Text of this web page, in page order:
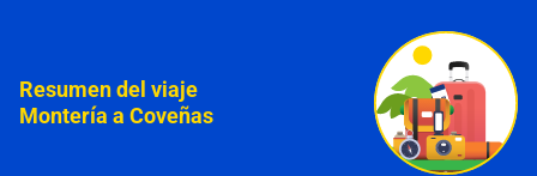
Resumen del viaje
Montería a Coveñas